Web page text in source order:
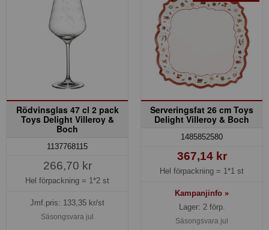
Rödvinsglas 47 cl 2 pack
Toys Delight Villeroy &
Boch
1137768115
266,70 kr
Hel förpackning = 1*2 st
Jmf.pris: 133,35 kr/st
Säsongsvara jul
Serveringsfat 26 cm Toys
Delight Villeroy & Boch
1485852580
367,14 kr
Hel förpackning = 1*1 st
Kampanjinfo »
Lager: 2 förp.
Säsongsvara jul